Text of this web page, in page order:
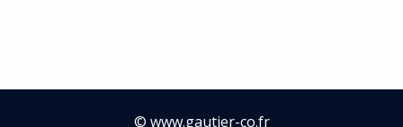
© www.gautier-co.fr